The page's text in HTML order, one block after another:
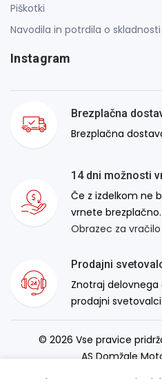
Piškotki
Navodila in potrdila o skladnosti
Instagram
Brezplačna
Brezplačna
14 dni možnosti
Če z izdelkom ne
vrnete brezplačno.
Obrazec za
Prodajni
Znotraj
prodajni svetovalci.
© 2026 Vse pravice
AS Domžale